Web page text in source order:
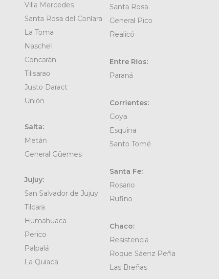
Villa Mercedes
Santa Rosa del Conlara
La Toma
Naschel
Concarán
Tilisarao
Justo Daract
Unión
Salta:
Metán
General Güemes
Jujuy:
San Salvador de Jujuy
Tilcara
Humahuaca
Perico
Palpalá
La Quiaca
Santa Rosa
General Pico
Realicó
Entre Ríos:
Paraná
Corrientes:
Goya
Esquina
Santo Tomé
Santa Fe:
Rosario
Rufino
Chaco:
Resistencia
Roque Sáenz Peña
Las Breñas